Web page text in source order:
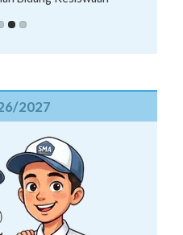
2027